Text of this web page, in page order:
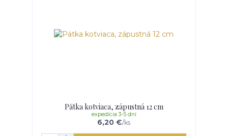
Pätka kotviaca, zápustná 12 cm
6,20 €/ks
expedícia 3-5 dní